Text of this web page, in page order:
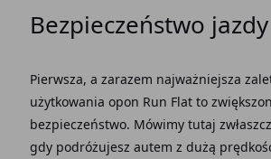
Bezpieczeństwo jazdy
Pierwsza, a zarazem najważniejsza
użytkowania opon Run Flat to
bezpieczeństwo. Mówimy tutaj
gdy podróżujesz autem z dużą